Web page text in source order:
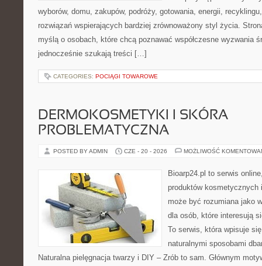
wyborów, domu, zakupów, podróży, gotowania, energii,
rozwiązań wspierających bardziej zrównoważony styl życia.
myślą o osobach, które chcą poznawać współczesne wyzwania
jednocześnie szukają treści […]
CATEGORIES: POCIĄGI TOWAROWE
DERMOKOSMETYKI I SKÓRA
PROBLEMATYCZNA
POSTED BY ADMIN CZE - 20 - 2026 MOŻLIWOŚĆ
Bioarp24.pl to serwis
produktów kosmetycznych
może być rozumiana jako
dla osób, które interesują
To serwis, która wpisuje
naturalnymi sposobami
Naturalna pielęgnacja twarzy i DIY – Zrób to sam. Głównym